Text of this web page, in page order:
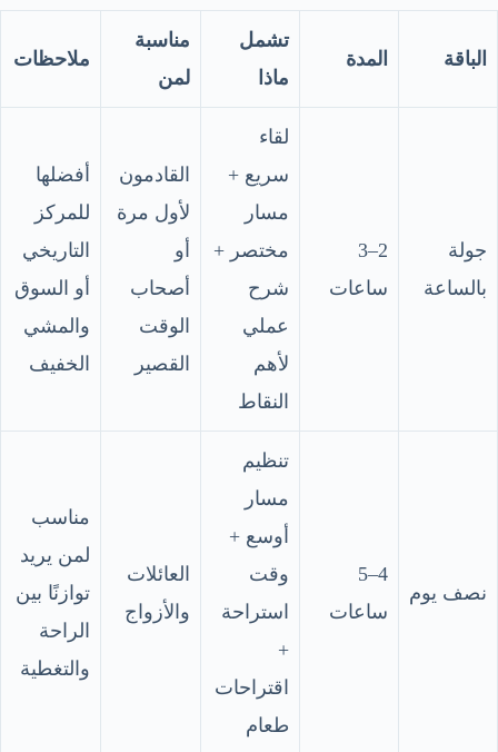
الباقة المدة
تشمل
ماذا
مناسبة
لمن
ملاحظات
جولة
بالساعة
2–3
ساعات
لقاء
سريع +
مسار
مختصر +
شرح
عملي
لأهم
النقاط
القادمون
لأول مرة
أو
أصحاب
الوقت
القصير
أفضلها
للمركز
التاريخي
أو السوق
والمشي
الخفيف
نصف يوم
4–5
ساعات
تنظيم
مسار
أوسع +
وقت
استراحة
+
اقتراحات
طعام
العائلات
والأزواج
مناسب
لمن يريد
توازنًا بين
الراحة
والتغطية